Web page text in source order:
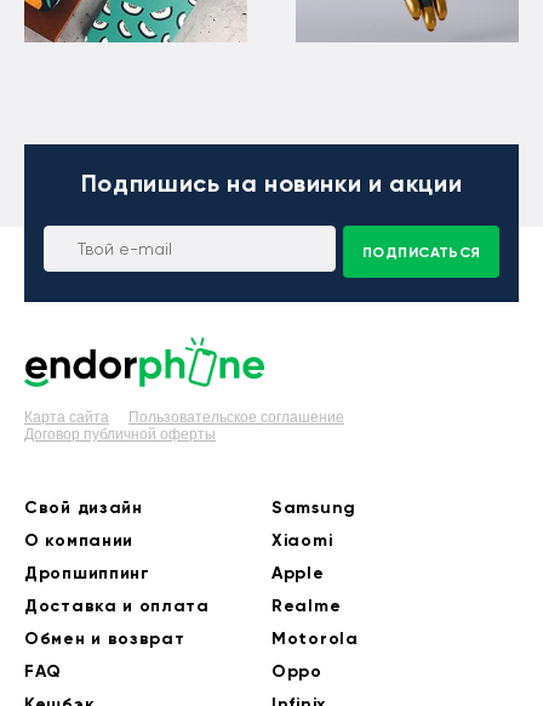
Подпишись на новинки и акции
ПОДПИСАТЬСЯ
Карта сайта
Пользовательское соглашение
Договор публичной оферты
Свой дизайн
О компании
Дропшиппинг
Доставка и оплата
Обмен и возврат
FAQ
Samsung
Xiaomi
Apple
Realme
Motorola
Oppo